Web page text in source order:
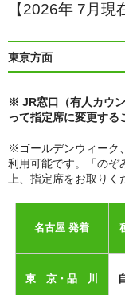
【販売】切手・レタ
【販売】図書カー
【販売】商品券・食
【販売】テーマパー
☆よくある質問
【2026年 7月現
東京方面
※ JR窓口（有人カウ
って指定席に変更する
※ゴールデンウィーク
利用可能です。「のぞ
上、指定席をお取りく
名古屋 発着
東 京・ 品 川